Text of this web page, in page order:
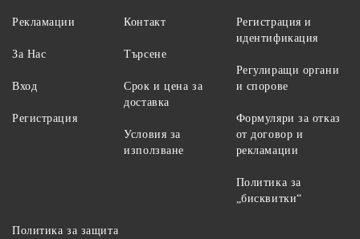
Рекламации
За Нас
Вход
Регистрация
Контакт
Търсене
Срок и цена за
доставка
Условия за
използване
Регистрация и
идентификация
Регулиращи органи
и спорове
Формуляри за отказ
от договор и
рекламации
Политика за
„бисквитки“
Политика за защита